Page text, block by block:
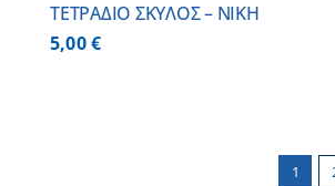
ΤΕΤΡΑΔΙΟ ΣΚΥΛΟΣ – ΝΙΚΗ
5,00€
1